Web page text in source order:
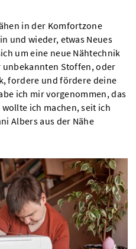
in der Komfortzone
und wieder, etwas Neues
um eine neue Nähtechnik
Stoffen, oder
fordere und fördere deine
ich mir vorgenommen, das
ich machen, seit ich
Albers aus der Nähe